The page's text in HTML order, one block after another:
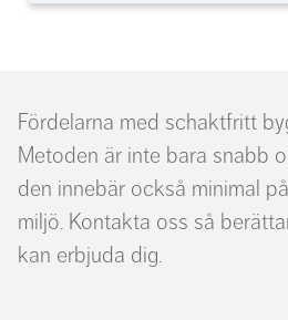
Fördelarna med schaktfritt
Metoden är inte bara snabb
den innebär också minimal
miljö. Kontakta oss så
kan erbjuda dig.